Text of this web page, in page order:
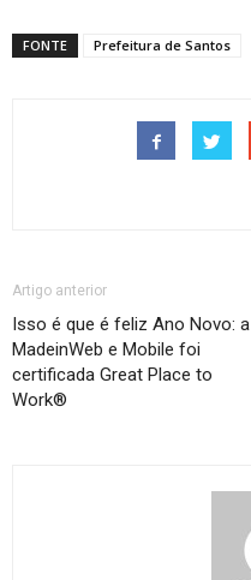
FONTE Prefeitura de Santos
Artigo anterior
Isso é que é feliz Ano Novo: a
MadeinWeb e Mobile foi
certificada Great Place to
Work®